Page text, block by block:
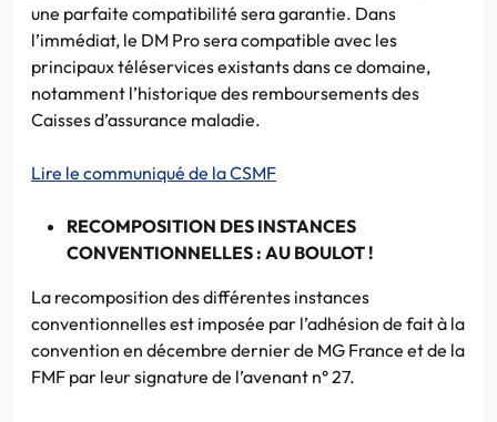
une parfaite compatibilité sera garantie. Dans
l’immédiat, le DM Pro sera compatible avec les
principaux téléservices existants dans ce domaine,
notamment l’historique des remboursements des
Caisses d’assurance maladie.
Lire le communiqué de la CSMF
RECOMPOSITION DES INSTANCES
CONVENTIONNELLES : AU BOULOT !
La recomposition des différentes instances
conventionnelles est imposée par l’adhésion de fait à la
convention en décembre dernier de MG France et de la
FMF par leur signature de l’avenant n° 27.